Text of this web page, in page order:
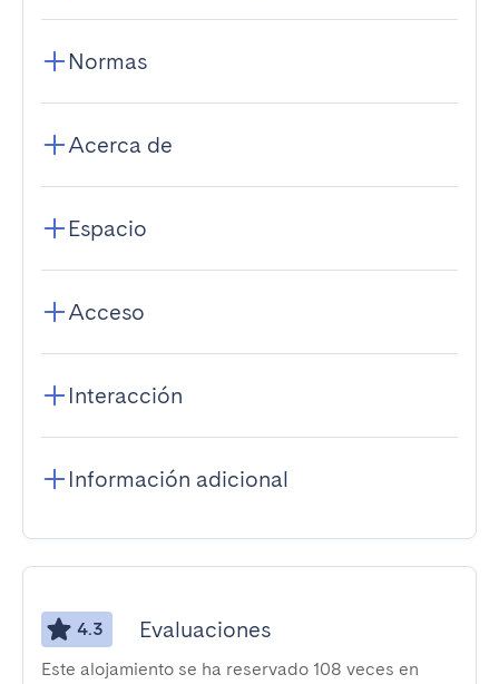
Normas
Acerca de
Espacio
Acceso
Interacción
Información adicional
4.3 Evaluaciones
Este alojamiento se ha reservado 108 veces en